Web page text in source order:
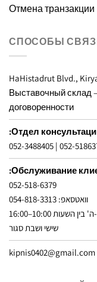
Отмена транзакции
СПОСОБЫ
Выставочный склад
договоренности
Отдел
052-
|
052-3488405
Обслуживание
052-518-6379
וואטסאפ: 054-818-3313
השעות 10:00–16:00
שישי ושבת סגור
kipnis0402@gmail.com